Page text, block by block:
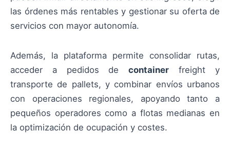
las órdenes más rentables y gestionar su oferta de
servicios con mayor autonomía.
Además, la plataforma permite consolidar rutas,
acceder a pedidos decontainer freight y
transporte de pallets, y combinar envíos urbanos
con operaciones regionales, apoyando tanto a
pequeños operadores como a flotas medianas en
la optimización de ocupación y costes.